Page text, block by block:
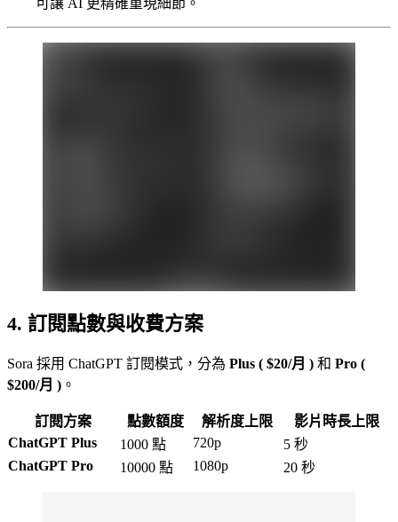
4. 訂閱點數與收費方案
Sora 採用 ChatGPT 訂閱模式，分為 Plus ( $20/月 ) 和 Pro (
$200/月 ) 。
訂閱方案 點數額度 解析度上限
影片時長上限
ChatGPT Plus
1000 點 720p
5 秒
ChatGPT Pro
10000 點 1080p 20 秒